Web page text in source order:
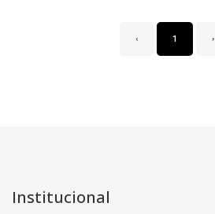
‹ 1 ›
Institucional